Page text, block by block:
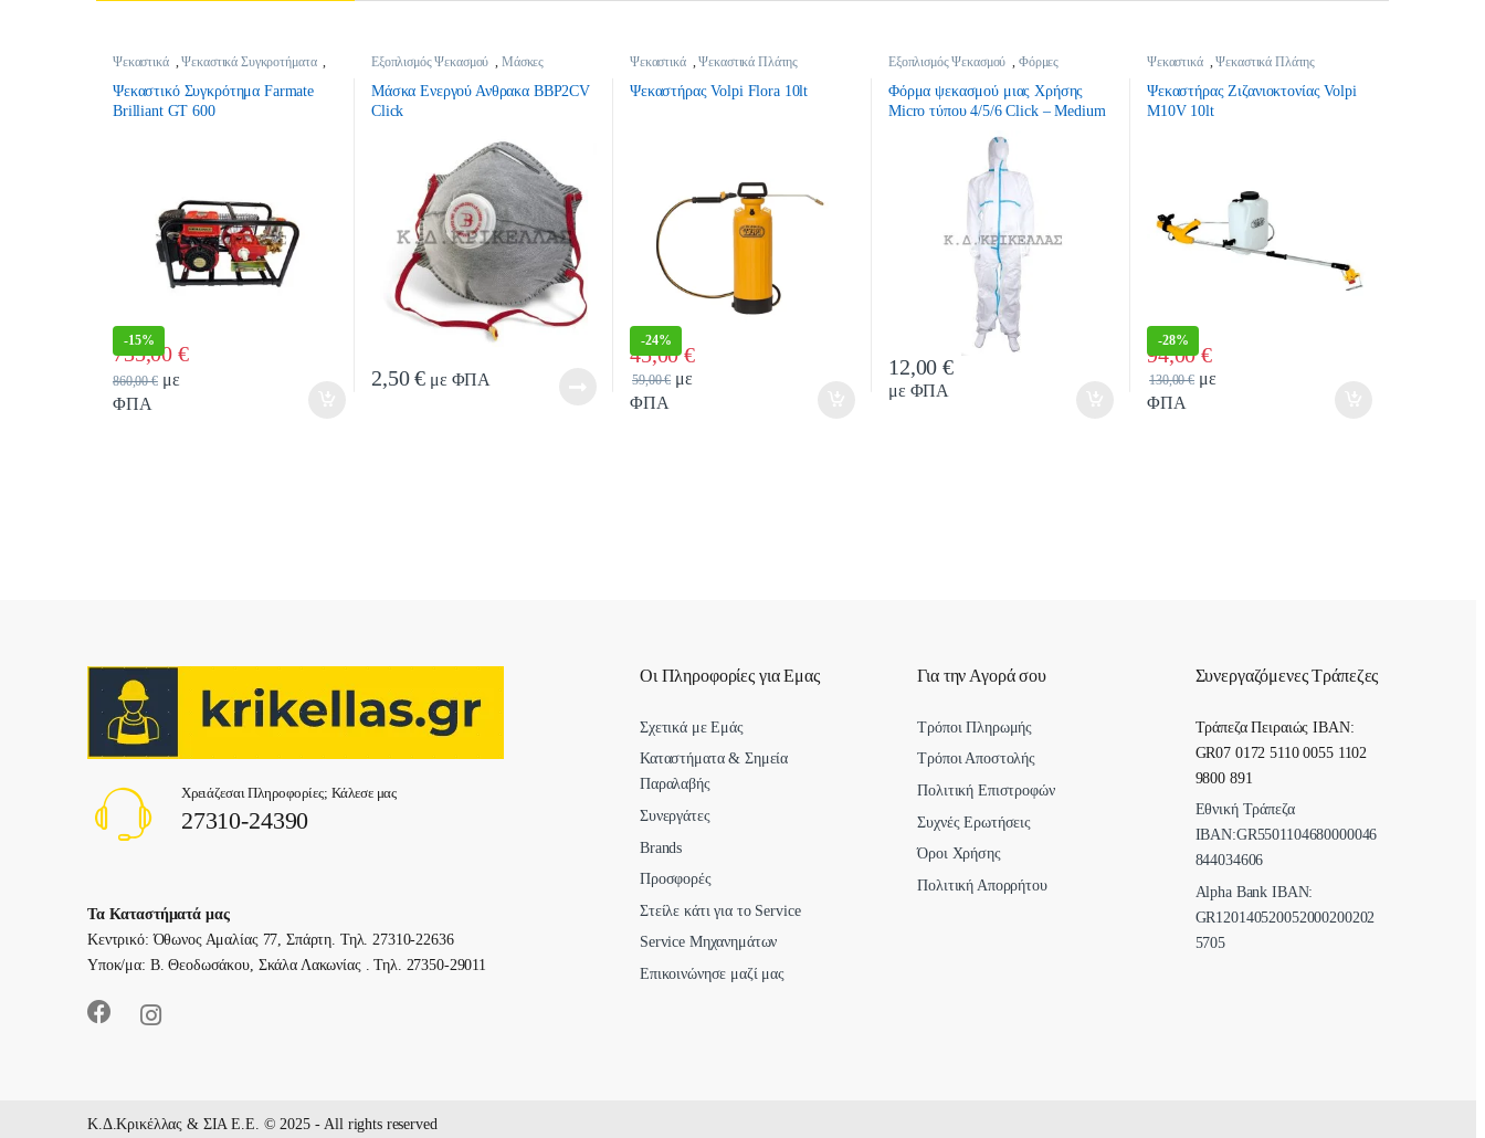
Ψεκαστικά ,Ψεκαστικά Συγκροτήματα
Ψεκαστικό Συγκρότημα Farmate
Brilliant GT 600
-15%
735,00€
860,00€με
ΦΠΑ
Εξοπλισμός Ψεκασμού ,Μάσκες
Μάσκα Ενεργού Ανθρακα BBP2CV
Click
2,50€ με ΦΠΑ
Ψεκαστικά ,Ψεκαστικά Πλάτης
Ψεκαστήρας Volpi Flora 10lt
-24%
45,00€
59,00€ με
ΦΠΑ
Εξοπλισμός Ψεκασμού ,Φόρμες
Φόρμα ψεκασμού μιας Χρήσης
Micro τύπου 4/5/6 Click – Medium
12,00€
με ΦΠΑ
Ψεκαστικά ,Ψεκαστικά Πλάτης
Ψεκαστήρας Ζιζανιοκτονίας Volpi
M10V 10lt
-28%
94,00€
130,00€με
ΦΠΑ
Χρειάζεσαι Πληροφορίες; Κάλεσε μας
27310-24390
Τα Καταστήματά μας
Κεντρικό: Όθωνος Αμαλίας 77, Σπάρτη. Τηλ. 27310-22636
Υποκ/μα: Β. Θεοδωσάκου, Σκάλα Λακωνίας . Τηλ. 27350-29011
Οι Πληροφορίες για Εμας
Σχετικά με Εμάς
Καταστήματα & Σημεία
Παραλαβής
Συνεργάτες
Brands
Προσφορές
Στείλε κάτι για το Service
Service Μηχανημάτων
Επικοινώνησε μαζί μας
Για την Αγορά σου
Τρόποι Πληρωμής
Τρόποι Αποστολής
Πολιτική Επιστροφών
Συχνές Ερωτήσεις
Όροι Χρήσης
Πολιτική Απορρήτου
Συνεργαζόμενες Τράπεζες
Τράπεζα Πειραιώς IBAN:
GR07 0172 5110 0055 1102
9800 891
Εθνική Τράπεζα
ΙΒΑΝ:GR5501104680000046
844034606
Alpha Bank ΙΒΑΝ:
GR120140520052000200202
5705
Κ.Δ.Κρικέλλας & ΣΙΑ E.Ε. © 2025 - All rights reserved